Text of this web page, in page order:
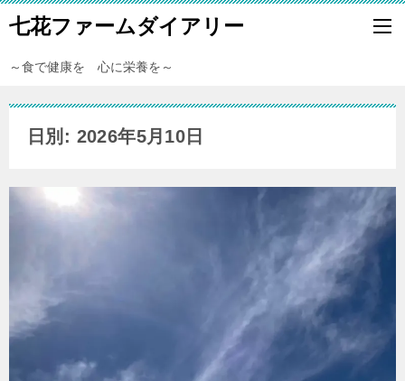
七花ファームダイアリー
～食で健康を 心に栄養を～
日別: 2026年5月10日